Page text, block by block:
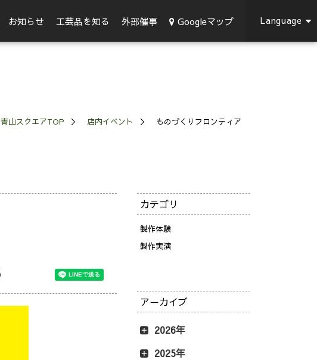
お知らせ 工芸品を知る 外部催事 Googleマップ Language
青山スクエアTOP 店内イベント ものづくりフロンティア
カテゴリ
製作体験
製作実演
アーカイブ
2026年
2025年